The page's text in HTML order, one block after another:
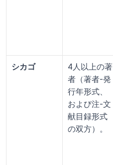
シカゴ
4人以上の著
者（著者-発
行年形式、
および注-文
献目録形式
の双方）。